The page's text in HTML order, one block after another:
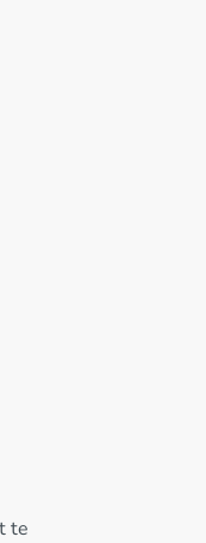
te